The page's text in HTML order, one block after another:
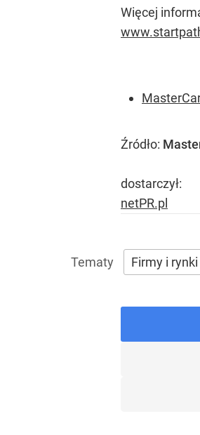
Więcej
Źródło:
dostarczył:
netPR.pl
Firmy i rynki